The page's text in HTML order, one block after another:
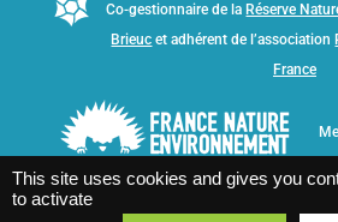
Co-gestionnaire de la Réserve
Brieuc et adhérent de l’association
France
This site uses cookies and gives you
to activate